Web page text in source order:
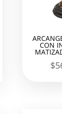
CON
$